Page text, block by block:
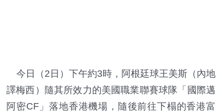
今日（2日）下午約3時，阿根廷球王美斯（內地
譯梅西）隨其所效力的美國職業聯賽球隊「國際邁
阿密CF」落地香港機場，隨後前往下榻的香港富